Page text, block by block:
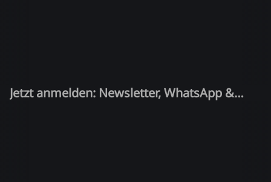
Jetzt anmelden: Newsletter, WhatsApp &